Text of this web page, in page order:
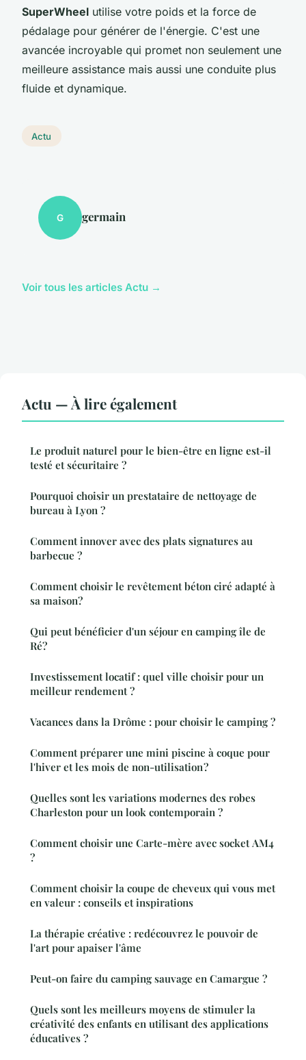
SuperWheel utilise votre poids et la force de
pédalage pour générer de l'énergie. C'est une
avancée incroyable qui promet non seulement une
meilleure assistance mais aussi une conduite plus
fluide et dynamique.
Actu
G germain
Voir tous les articles Actu →
Actu — À lire également
Le produit naturel pour le bien-être en ligne est-il
testé et sécuritaire ?
Pourquoi choisir un prestataire de nettoyage de
bureau à Lyon ?
Comment innover avec des plats signatures au
barbecue ?
Comment choisir le revêtement béton ciré adapté à
sa maison?
Qui peut bénéficier d'un séjour en camping île de
Ré?
Investissement locatif : quel ville choisir pour un
meilleur rendement ?
Vacances dans la Drôme : pour choisir le camping ?
Comment préparer une mini piscine à coque pour
l'hiver et les mois de non-utilisation ?
Quelles sont les variations modernes des robes
Charleston pour un look contemporain ?
Comment choisir une Carte-mère avec socket AM4
?
Comment choisir la coupe de cheveux qui vous met
en valeur : conseils et inspirations
La thérapie créative : redécouvrez le pouvoir de
l'art pour apaiser l'âme
Peut-on faire du camping sauvage en Camargue ?
Quels sont les meilleurs moyens de stimuler la
créativité des enfants en utilisant des applications
éducatives ?